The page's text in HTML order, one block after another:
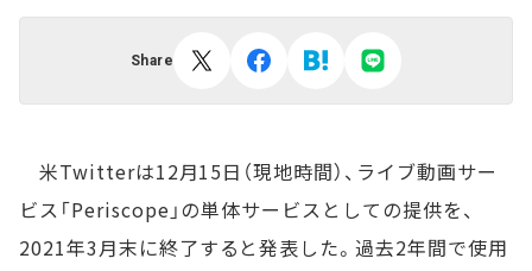
Share
米Twitterは12月15日（現地時間）、ライブ動画サー
ビス「Periscope」の単体サービスとしての提供を、
2021年3月末に終了すると発表した。過去2年間で使用